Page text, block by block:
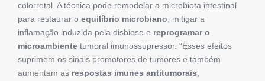
colorretal. A técnica pode remodelar a microbiota intestinal
para restaurar o equilíbrio microbiano, mitigar a
inflamação induzida pela disbiose e reprogramar o
microambiente tumoral imunossupressor. “Esses efeitos
suprimem os sinais promotores de tumores e também
aumentam as respostas imunes antitumorais,